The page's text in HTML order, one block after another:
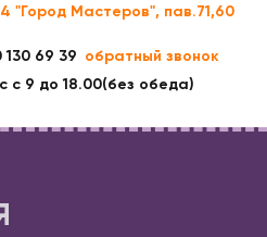
"Город Мастеров", пав.71,60
130 69 39 обратный звонок
с 9 до 18.00(без обеда)